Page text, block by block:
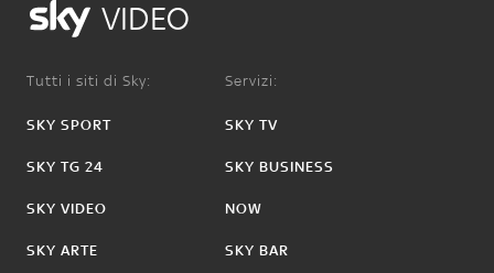
VIDEO
Tutti i siti di Sky:
SKY SPORT
SKY TG 24
SKY VIDEO
SKY ARTE
Servizi:
SKY TV
SKY BUSINESS
NOW
SKY BAR